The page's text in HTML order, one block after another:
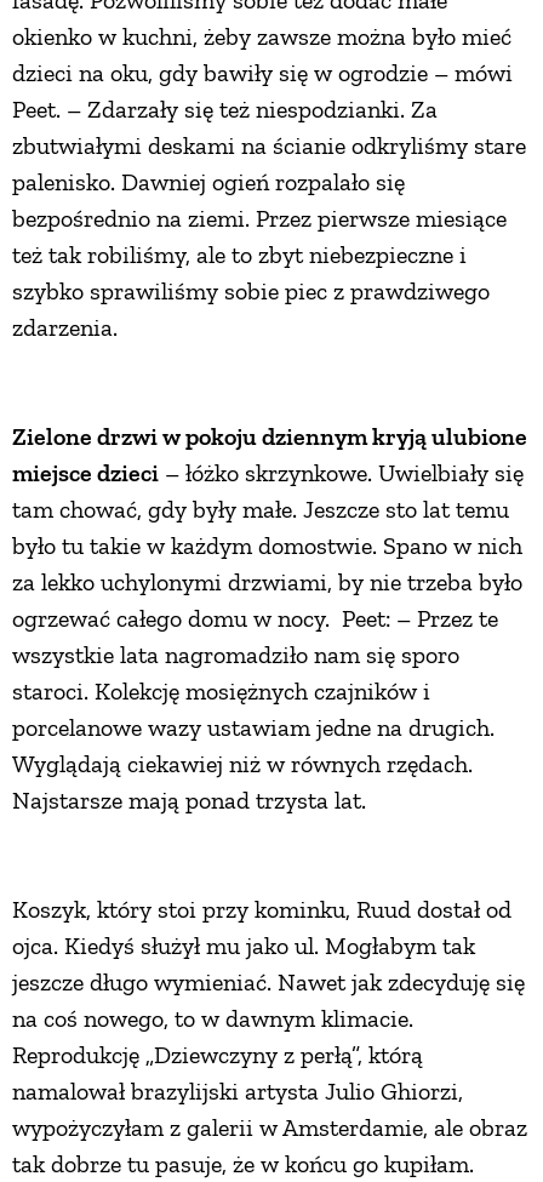
okienko w kuchni, żeby zawsze można było mieć
dzieci na oku, gdy bawiły się w ogrodzie – mówi
Peet. – Zdarzały się też niespodzianki. Za
zbutwiałymi deskami na ścianie odkryliśmy stare
palenisko. Dawniej ogień rozpalało się
bezpośrednio na ziemi. Przez pierwsze miesiące
też tak robiliśmy, ale to zbyt niebezpieczne i
szybko sprawiliśmy sobie piec z prawdziwego
zdarzenia.
Zielone drzwi w pokoju dziennym kryją ulubione
miejsce dzieci – łóżko skrzynkowe. Uwielbiały się
tam chować, gdy były małe. Jeszcze sto lat temu
było tu takie w każdym domostwie. Spano w nich
za lekko uchylonymi drzwiami, by nie trzeba było
ogrzewać całego domu w nocy. Peet: – Przez te
wszystkie lata nagromadziło nam się sporo
staroci. Kolekcję mosiężnych czajników i
porcelanowe wazy ustawiam jedne na drugich.
Wyglądają ciekawiej niż w równych rzędach.
Najstarsze mają ponad trzysta lat.
Koszyk, który stoi przy kominku, Ruud dostał od
ojca. Kiedyś służył mu jako ul. Mogłabym tak
jeszcze długo wymieniać. Nawet jak zdecyduję się
na coś nowego, to w dawnym klimacie.
Reprodukcję „Dziewczyny z perłą”, którą
namalował brazylijski artysta Julio Ghiorzi,
wypożyczyłam z galerii w Amsterdamie, ale obraz
tak dobrze tu pasuje, że w końcu go kupiłam.